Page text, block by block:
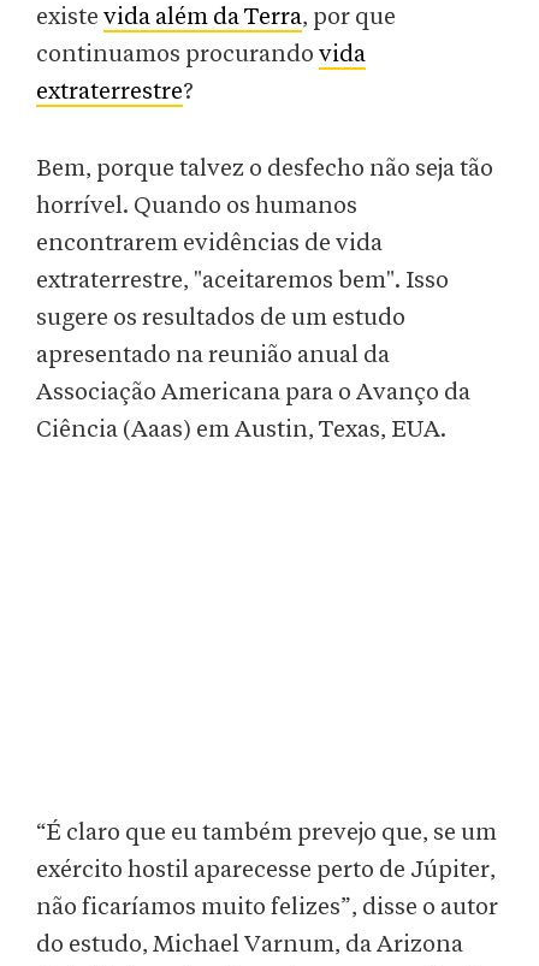
existe vida além da Terra, por que
continuamos procurando vida
extraterrestre?
Bem, porque talvez o desfecho não seja tão
horrível. Quando os humanos
encontrarem evidências de vida
extraterrestre, "aceitaremos bem". Isso
sugere os resultados de um estudo
apresentado na reunião anual da
Associação Americana para o Avanço da
Ciência (Aaas) em Austin, Texas, EUA.
“É claro que eu também prevejo que, se um
exército hostil aparecesse perto de Júpiter,
não ficaríamos muito felizes”, disse o autor
do estudo, Michael Varnum, da Arizona